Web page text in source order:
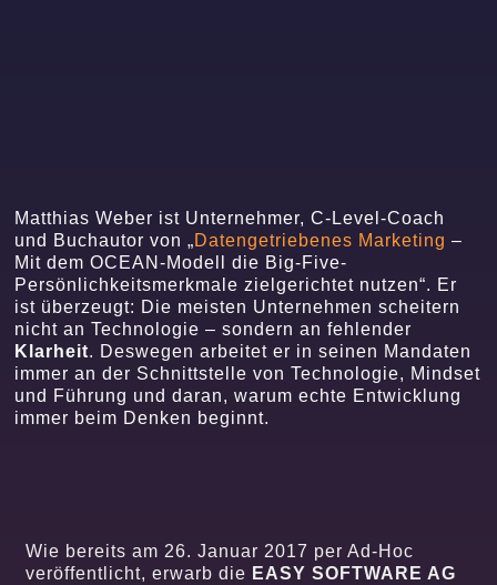
Matthias Weber ist Unternehmer, C-Level-Coach
und Buchautor von „Datengetriebenes Marketing –
Mit dem OCEAN-Modell die Big-Five-
Persönlichkeitsmerkmale zielgerichtet nutzen“. Er
ist überzeugt: Die meisten Unternehmen scheitern
nicht an Technologie – sondern an fehlender
Klarheit. Deswegen arbeitet er in seinen Mandaten
immer an der Schnittstelle von Technologie, Mindset
und Führung und daran, warum echte Entwicklung
immer beim Denken beginnt.
Wie bereits am 26. Januar 2017 per Ad-Hoc
veröffentlicht, erwarb die EASY SOFTWARE AG